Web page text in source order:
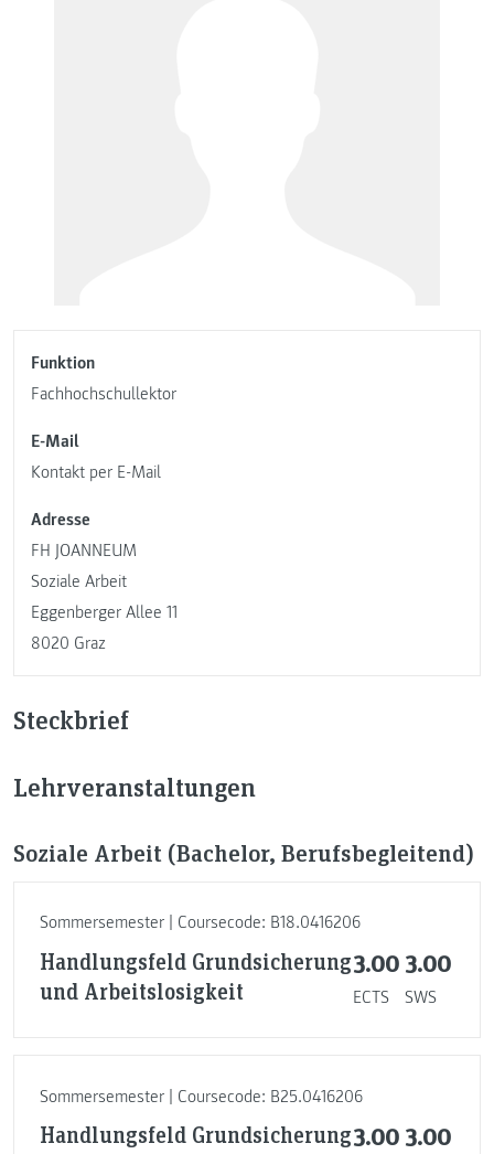
Funktion
Fachhochschullektor
E-Mail
Kontakt per E-Mail
Adresse
FH JOANNEUM
Soziale Arbeit
Eggenberger Allee 11
8020 Graz
Steckbrief
Lehrveranstaltungen
Soziale Arbeit (Bachelor, Berufsbegleitend)
Sommersemester | Coursecode: B18.0416206
Handlungsfeld Grundsicherung
und Arbeitslosigkeit
3.00
ECTS
3.00
SWS
Sommersemester | Coursecode: B25.0416206
Handlungsfeld Grundsicherung3.00 3.00